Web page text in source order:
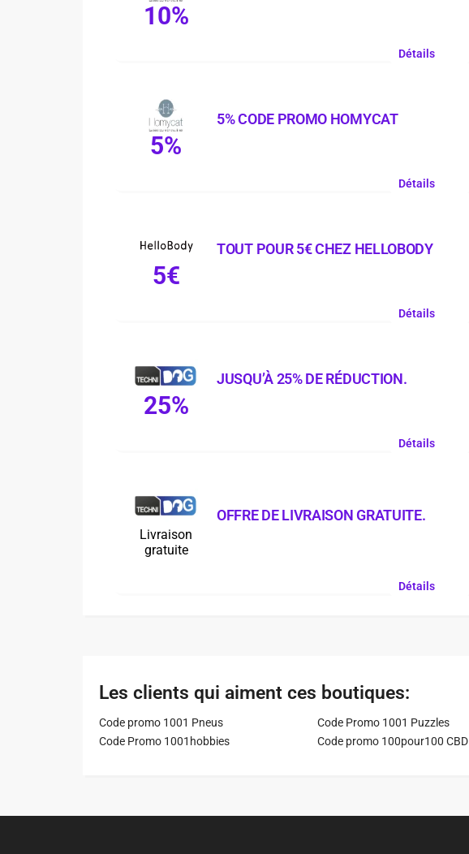
10%
Détails
5%
5% CODE PROMO HOMYCAT
Détails
5€
TOUT POUR 5€ CHEZ HELLOBODY
Détails
25%
JUSQU’À 25% DE RÉDUCTION.
Détails
Livraison
gratuite
OFFRE DE LIVRAISON GRATUITE.
Détails
Les clients qui aiment ces boutiques:
Code promo 1001 Pneus Code Promo 1001 Puzzles
Code Promo 1001hobbies
Code promo 100pour100 CBD